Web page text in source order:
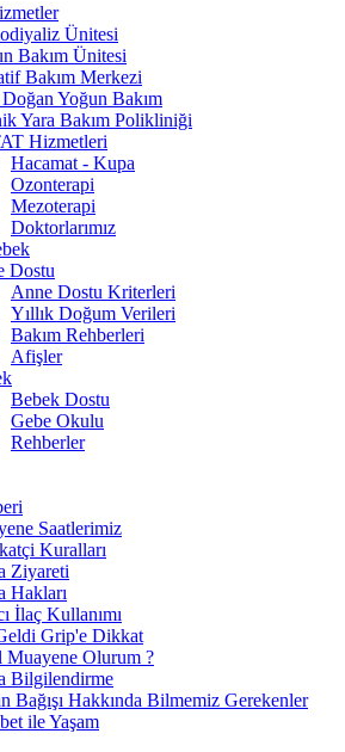
Ünitesi
Bakım Ünitesi
Bakım Merkezi
Yoğun Bakım
Yara Bakım Polikliniği
Hizmetleri
Hacamat - Kupa
Ozonterapi
Mezoterapi
Doktorlarımız
Dostu
Anne Dostu Kriterleri
Yıllık Doğum Verileri
Bakım Rehberleri
Afişler
Bebek Dostu
Gebe Okulu
Rehberler
Saatlerimiz
Kuralları
Ziyareti
Hakları
İlaç Kullanımı
Grip'e Dikkat
Muayene Olurum ?
Bilgilendirme
Bağışı Hakkında Bilmemiz Gerekenler
ile Yaşam